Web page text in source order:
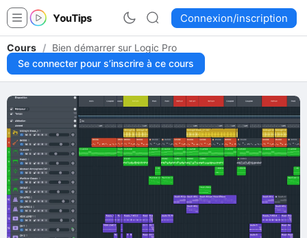
Connexion/inscription
Cours / Bien démarrer sur Logic Pro
Se connecter pour s’inscrire à ce cours